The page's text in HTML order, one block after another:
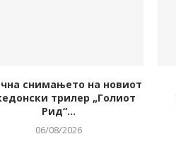
снимањето на новиот
трилер „Голиот
Рид“...
06/08/2026